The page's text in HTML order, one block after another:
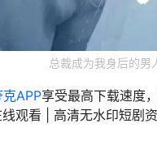
总裁成为我身后的男
克APP享受最高下载速度
观看 | 高清无水印短剧